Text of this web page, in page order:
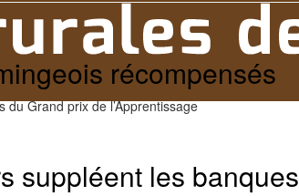
récompensés
Grand prix de l’Apprentissage
suppléent les banques